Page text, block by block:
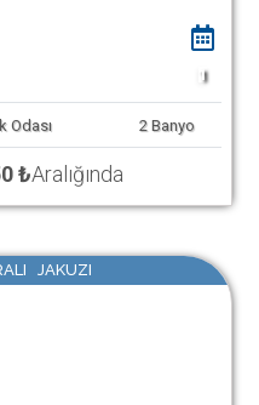
1
Odası 2 Banyo
₺Aralığında
JAKUZI